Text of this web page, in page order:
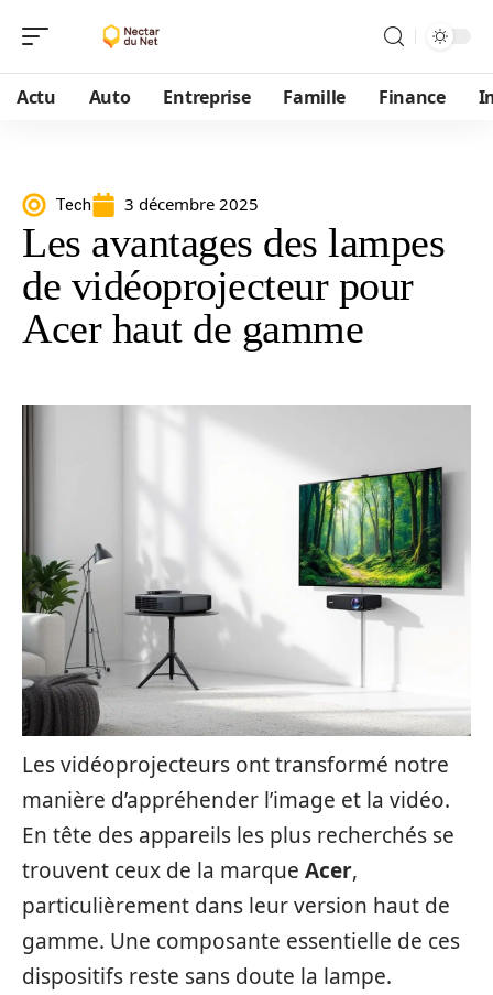
Actu Auto Entreprise Famille Finance
Tech 3 décembre 2025
Les avantages des lampes
de vidéoprojecteur pour
Acer haut de gamme
Les vidéoprojecteurs ont transformé notre
manière d’appréhender l’image et la vidéo.
En tête des appareils les plus recherchés se
trouvent ceux de la marque Acer,
particulièrement dans leur version haut de
gamme. Une composante essentielle de ces
dispositifs reste sans doute la lampe.